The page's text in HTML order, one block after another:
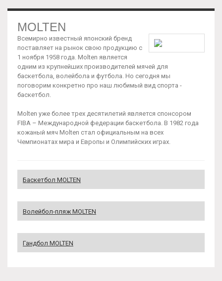
MOLTEN
Всемирно известный японский бренд
поставляет на рынок свою продукцию с
1 ноября 1958 года. Molten является
одним из крупнейших производителей мячей для
баскетбола, волейбола и футбола. Но сегодня мы
поговорим конкретно про наш любимый вид спорта -
баскетбол.
Molten уже более трех десятилетий является спонсором
FIBA – Международной федерации баскетбола. В 1982 года
кожаный мяч Molten стал официальным на всех
Чемпионатах мира и Европы и Олимпийских играх.
Баскетбол MOLTEN
Волейбол-пляж MOLTEN
Гандбол MOLTEN